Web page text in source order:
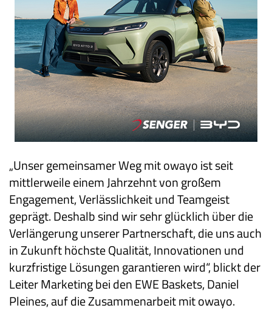
„Unser gemeinsamer Weg mit owayo ist seit
mittlerweile einem Jahrzehnt von großem
Engagement, Verlässlichkeit und Teamgeist
geprägt. Deshalb sind wir sehr glücklich über die
Verlängerung unserer Partnerschaft, die uns auch
in Zukunft höchste Qualität, Innovationen und
kurzfristige Lösungen garantieren wird“, blickt der
Leiter Marketing bei den EWE Baskets, Daniel
Pleines, auf die Zusammenarbeit mit owayo.